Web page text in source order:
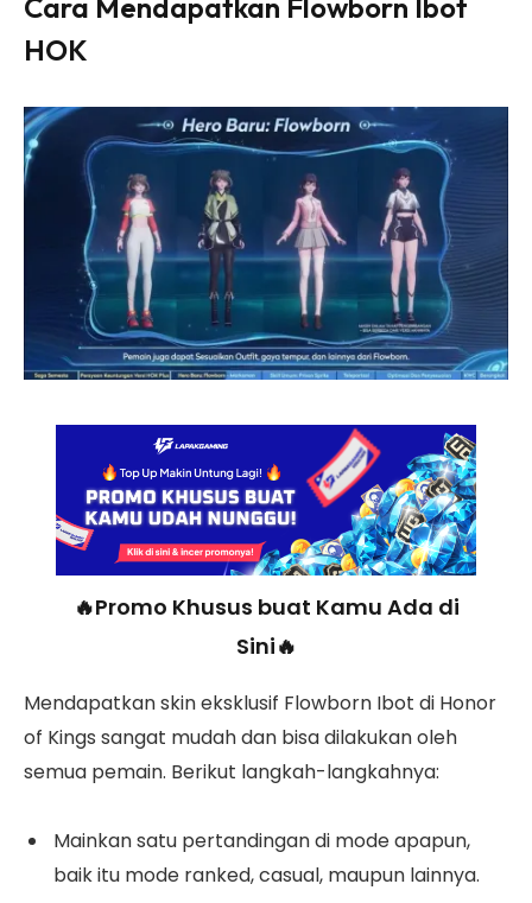
Cara Mendapatkan Flowborn Ibot
HOK
🔥Promo Khusus buat Kamu Ada di
Sini🔥
Mendapatkan skin eksklusif Flowborn Ibot di Honor
of Kings sangat mudah dan bisa dilakukan oleh
semua pemain. Berikut langkah-langkahnya:
Mainkan satu pertandingan di mode apapun,
baik itu mode ranked, casual, maupun lainnya.